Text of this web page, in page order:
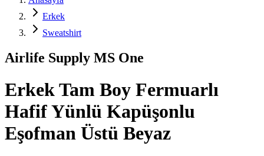
Erkek
Sweatshirt
Airlife Supply MS One
Erkek Tam Boy Fermuarlı
Hafif Yünlü Kapüşonlu
Eşofman Üstü Beyaz